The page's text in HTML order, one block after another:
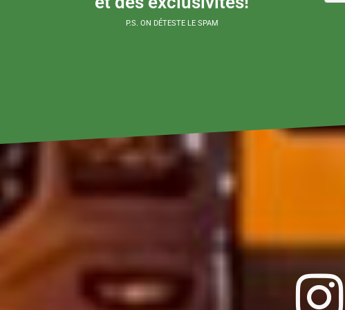
P.S. ON DÉTESTE LE SPAM